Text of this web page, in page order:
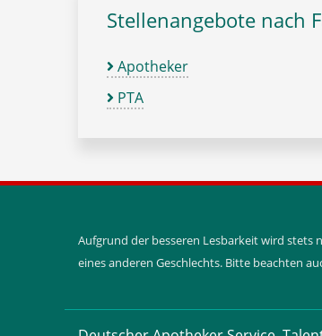
Stellenangebote nach
Apotheker
PTA
Aufgrund der besseren Lesbarkeit wird stets
eines anderen Geschlechts. Bitte beachten